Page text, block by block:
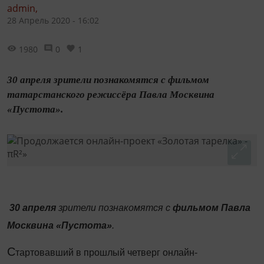
admin,
28 Апрель 2020 - 16:02
1980 0 1
30 апреля зрители познакомятся с фильмом
татарстанского режиссёра Павла Москвина
«Пустота».
30 апреля зрители познакомятся с фильмом Павла
Москвина «Пустота».
Стартовавший в прошлый четверг онлайн-